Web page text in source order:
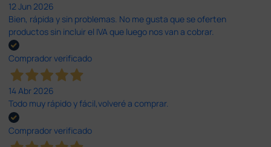
12 Jun 2026
Bien, rápida y sin problemas. No me gusta que se oferten
productos sin incluir el IVA que luego nos van a cobrar.
Comprador verificado
14 Abr 2026
Todo muy rápido y fácil,volveré a comprar.
Comprador verificado